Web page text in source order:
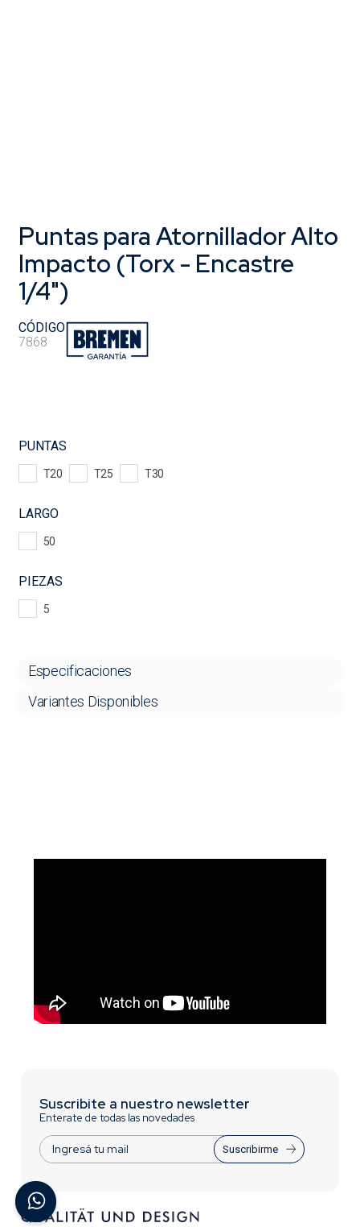
Puntas para Atornillador Alto
Impacto (Torx - Encastre
1/4")
CÓDIGO
7868
PUNTAS
T20 T25 T30
LARGO
50
PIEZAS
5
Especificaciones
Variantes Disponibles
Suscribite a nuestro newsletter
Enterate de todas las novedades
Suscribirme